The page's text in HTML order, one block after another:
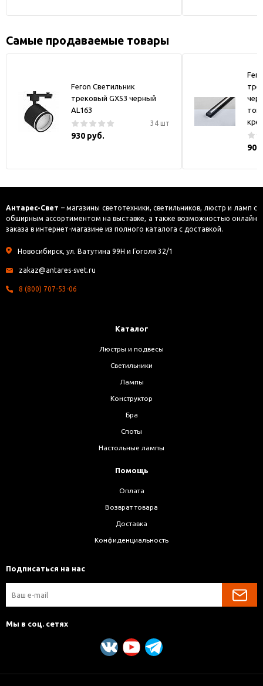
Самые продаваемые товары
Feron Светильник
трековый GX53 черный
AL163
34 шт
930 руб.
Антарес-Свет – магазины светотехники, светильников, люстр и ламп с
обширным ассортиментом на выставке, а также возможностью онлайн
заказа в интернет-магазине из полного каталога с доставкой.
Новосибирск, ул. Ватутина 99Н и Гоголя 32/1
zakaz@antares-svet.ru
8 (800) 707-53-06
Каталог
Люстры и подвесы
Светильники
Лампы
Конструктор
Бра
Споты
Настольные лампы
Помощь
Оплата
Возврат товара
Доставка
Конфиденциальность
Подписаться на нас
Мы в соц. сетях